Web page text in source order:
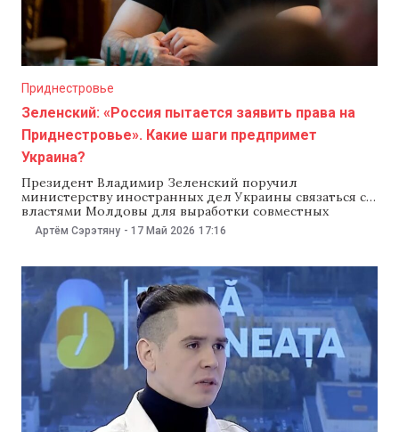
Приднестровье
Зеленский: «Россия пытается заявить права на
Приднестровье». Какие шаги предпримет
Украина?
Президент Владимир Зеленский поручил
министерству иностранных дел Украины связаться с
властями Молдовы для выработки совместных
действий после решение Кремля упростить жителям
Приднестровья получение российского гражданства.
пытается набрать больше солдат для войны против
Украины и «заявить права» на территорию на Левом
берегу Днестра, которую
Артём Сэрэтяну - 17 Май 2026 17:16